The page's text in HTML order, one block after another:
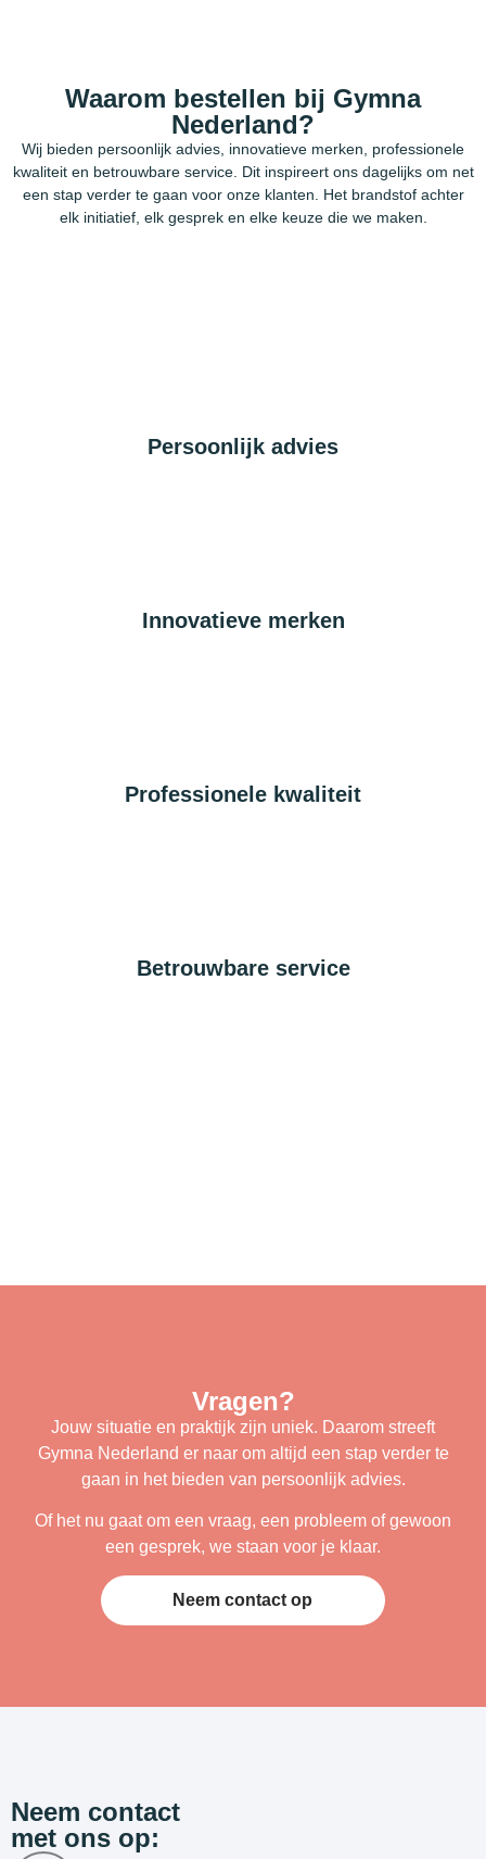
Waarom bestellen bij Gymna
Nederland?
Wij bieden persoonlijk advies, innovatieve merken, professionele
kwaliteit en betrouwbare service. Dit inspireert ons dagelijks om net
een stap verder te gaan voor onze klanten. Het brandstof achter
elk initiatief, elk gesprek en elke keuze die we maken.
Persoonlijk advies
Innovatieve merken
Professionele kwaliteit
Betrouwbare service
Vragen?
Jouw situatie en praktijk zijn uniek. Daarom streeft
Gymna Nederland er naar om altijd een stap verder te
gaan in het bieden van persoonlijk advies.
Of het nu gaat om een vraag, een probleem of gewoon
een gesprek, we staan voor je klaar.
Neem contact op
Neem contact
met ons op: